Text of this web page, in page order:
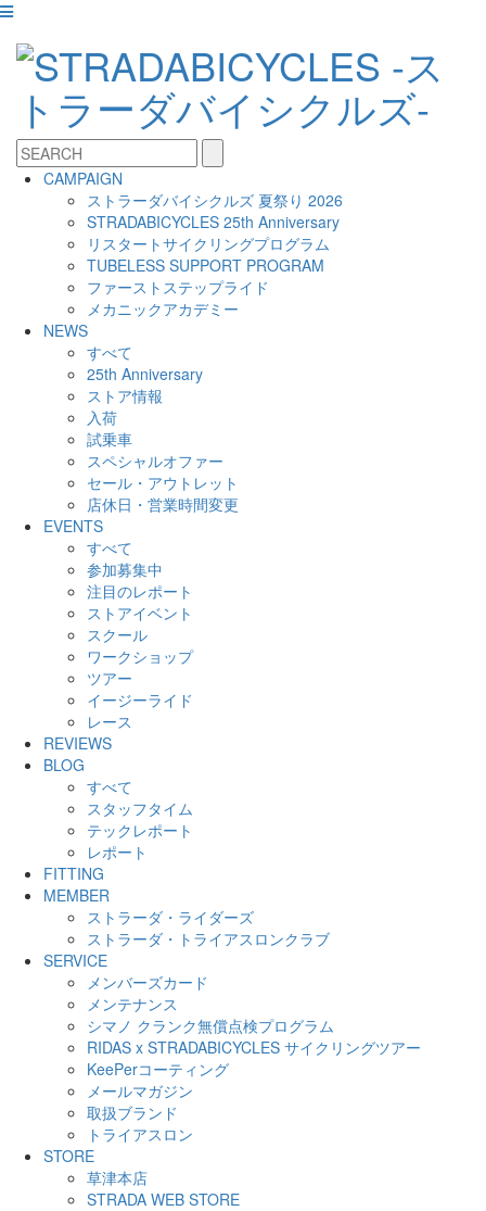
CAMPAIGN
ストラーダバイシクルズ 夏祭り 2026
STRADABICYCLES 25th Anniversary
リスタートサイクリングプログラム
TUBELESS SUPPORT PROGRAM
ファーストステップライド
メカニックアカデミー
NEWS
すべて
25th Anniversary
ストア情報
入荷
試乗車
スペシャルオファー
セール・アウトレット
店休日・営業時間変更
EVENTS
すべて
参加募集中
注目のレポート
ストアイベント
スクール
ワークショップ
ツアー
イージーライド
レース
REVIEWS
BLOG
すべて
スタッフタイム
テックレポート
レポート
FITTING
MEMBER
ストラーダ・ライダーズ
ストラーダ・トライアスロンクラブ
SERVICE
メンバーズカード
メンテナンス
シマノ クランク無償点検プログラム
RIDAS x STRADABICYCLES サイクリングツアー
KeePerコーティング
メールマガジン
取扱ブランド
トライアスロン
STORE
草津本店
STRADA WEB STORE